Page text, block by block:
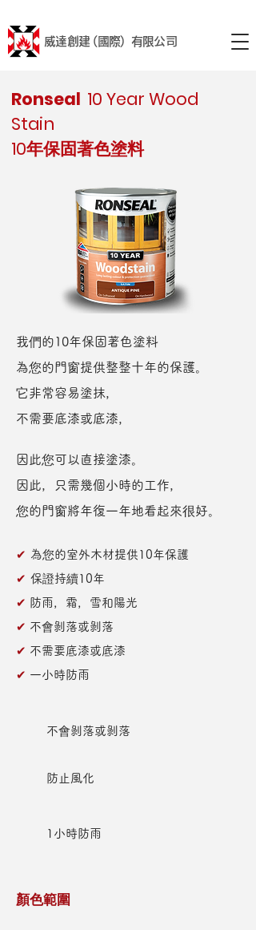
威達創建 (國際) 有限公司
Ronseal 10 Year Wood
Stain
10年保固著色塗料
我們的10年保固著色塗料
為您的門窗提供整整十年的保護。
它非常容易塗抹，
不需要底漆或底漆，
因此您可以直接塗漆。
因此，只需幾個小時的工作，
您的門窗將年復一年地看起來很好。
✔ 為您的室外木材提供10年保護
✔ 保證持續10年
✔ 防雨，霜，雪和陽光
✔ 不會剝落或剝落
✔ 不需要底漆或底漆
✔ 一小時防雨
不會剝落或剝落
防止風化
1小時防雨
顏色範圍